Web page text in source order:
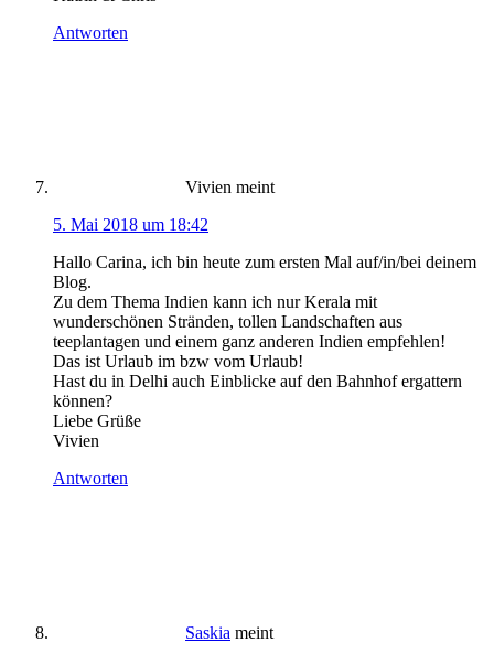
Antworten
Vivien meint
5. Mai 2018 um 18:42
Hallo Carina, ich bin heute zum ersten Mal auf/in/bei deinem
Blog.
Zu dem Thema Indien kann ich nur Kerala mit
wunderschönen Stränden, tollen Landschaften aus
teeplantagen und einem ganz anderen Indien empfehlen!
Das ist Urlaub im bzw vom Urlaub!
Hast du in Delhi auch Einblicke auf den Bahnhof ergattern
können?
Liebe Grüße
Vivien
Antworten
Saskia meint